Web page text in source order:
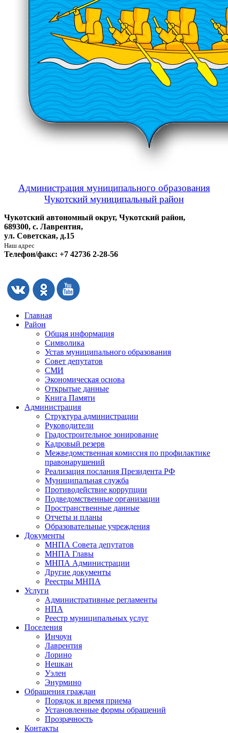
Администрация муниципального образования
Чукотский муниципальный район
Чукотский автономный округ, Чукотский район,
689300, с. Лаврентия,
ул. Советская, д.15
Наш адрес
Телефон/факс: +7 42736 2-28-56
Главная
Район
Общая информация
Символика
Устав муниципального образования
Совет депутатов
СМИ
Экономическая основа
Открытые данные
Книга Памяти
Администрация
Структура администрации
Руководители
Градостроительное зонирование
Кадровый резерв
Межведомственная комиссия по профилактике
правонарушений
Реализация послания Президента РФ
Муниципальная служба
Противодействие коррупции
Подведомственные организации
Пространственные данные
Отчеты и планы
Образовательные учреждения
Документы
МНПА Совета депутатов
МНПА Главы
МНПА Администрации
Другие документы
Реестры МНПА
Услуги
Административные регламенты
НПА
Реестр муниципальных услуг
Поселения
Инчоун
Лаврентия
Лорино
Нешкан
Уэлен
Энурмино
Обращения граждан
Порядок и время приема
Установленные формы обращений
Прозрачность
Контакты